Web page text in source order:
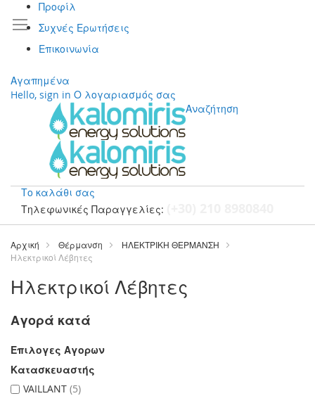
Προφίλ
Συχνές Ερωτήσεις
Επικοινωνία
Αγαπημένα
Hello, sign in Ο λογαριασμός σας
Αναζήτηση
Το καλάθι σας
Τηλεφωνικές Παραγγελίες:
Μετάβαση
περιεχόμενο
Αρχική Θέρμανση
ΗΛΕΚΤΡΙΚΗ ΘΕΡΜΑΝΣΗ
Ηλεκτρικοί Λέβητες
Ηλεκτρικοί Λέβητες
Αγορά κατά
Επιλογες Αγορων
Κατασκευαστής
VAILLANT 5